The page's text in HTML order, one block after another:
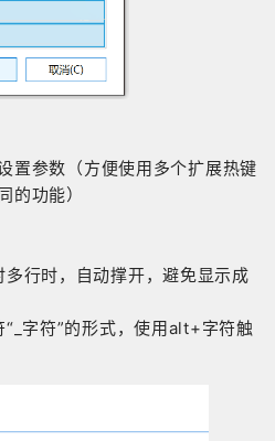
置参数（方便使用多个扩展热键
的功能）
行时，自动撑开，避免显示成
字符”的形式，使用alt+字符触